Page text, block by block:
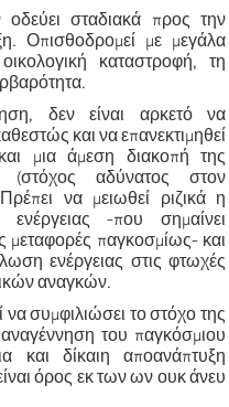
οδεύει σταδιακά προς την
Οπισθοδρομεί με μεγάλα
καταστροφή, τη
δεν είναι αρκετό να
και να επανεκτιμηθεί
μια άμεση διακοπή της
(στόχος αδύνατος στον
να μειωθεί ριζικά η
-που σημαίνει
μεταφορές παγκοσμίως- και
ενέργειας στις φτωχές
αναγκών.
συμφιλιώσει το στόχο της
του παγκόσμιου
και δίκαιη αποανάπτυξη
όρος εκ των ων ουκ άνευ